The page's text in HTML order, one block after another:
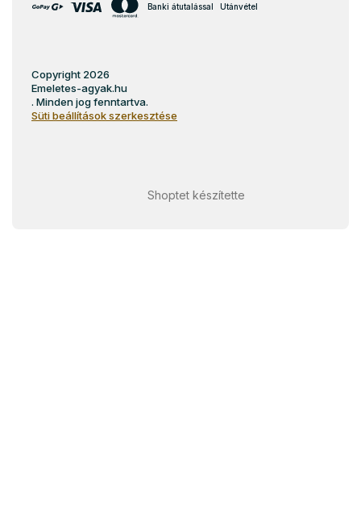
Banki átutalással Utánvétel
Shoptet készítette
Copyright 2026
Emeletes-agyak.hu
. Minden jog fenntartva.
Süti beállítások szerkesztése